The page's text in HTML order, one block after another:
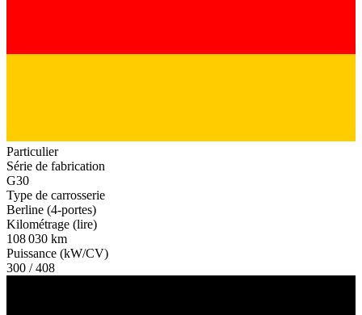
Particulier
Série de fabrication
G30
Type de carrosserie
Berline (4-portes)
Kilométrage (lire)
108 030 km
Puissance (kW/CV)
300 / 408